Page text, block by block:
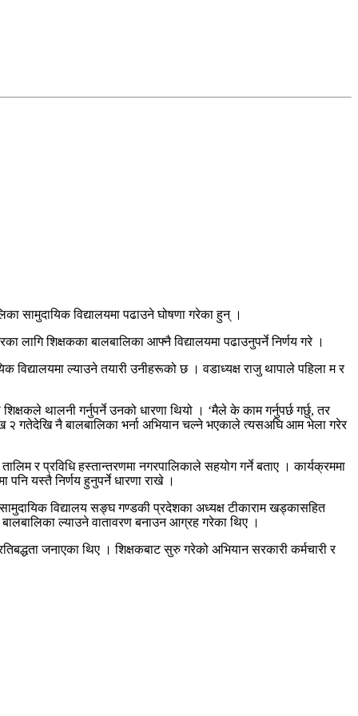
सामुदायिक विद्यालयमा पढाउने घोषणा गरेका हुन् ।
शिक्षकका बालबालिका आफ्नै विद्यालयमा पढाउनुपर्ने निर्णय गरे ।
विद्यालयमा ल्याउने तयारीउनीहरूकोछ । वडाध्यक्ष राजु थापाले पहिला म र
शिक्षकले थालनी गर्नुपर्ने उनको धारणा थियो । ‘मैले के काम गर्नुपर्छ गर्छु, तर
२ गतेदेखि नै बालबालिका भर्ना अभियान चल्ने भएकाले त्यसअघि आम भेला गरेर
र प्रविधि हस्तान्तरणमा नगरपालिकाले सहयोग गर्ने बताए । कार्यक्रममा
पनि यस्तै निर्णय हुनुपर्ने धारणा राखे ।
विद्यालय सङ्घ गण्डकी प्रदेशका अध्यक्ष टीकाराम खड्कासहित
ल्याउने वातावरण बनाउन आग्रह गरेका थिए ।
जनाएका थिए । शिक्षकबाट सुरु गरेको अभियान सरकारी कर्मचारी र